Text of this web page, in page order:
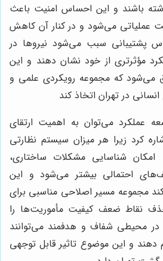
باشند و این احساس امنیت باعث
عملیاتی می‌شود و در کنار آن کاهش
پشتیبانی سبب می‌شود نیروها در
مؤثرتری از خود نشان دهند و این
می‌شود که مجموعه رویکردی علمی و
در تهران اتخاذ کند
عملکرد می‌توان به اهمیت ارتقای
کرد زیرا هر میزان سیستم نظارتی
امکان شناسایی مشکلات ساختاری،
احتمالی بیشتر می‌شود و این
مجموعه مسیر اصلاحی مناسبی برای
نقاط ضعف کیفیت مأموریت‌ها را
در محیطی شفاف و هدفمند می‌توانند
دهند و این موضوع تاثیر قابل توجهی